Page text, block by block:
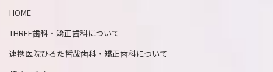
HOME
THREE歯科・矯正歯科について
連携医院ひろた哲哉歯科・矯正歯科について